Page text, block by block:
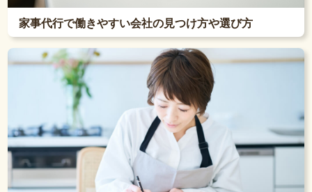
家事代行で働きやすい会社の見つけ方や選び方